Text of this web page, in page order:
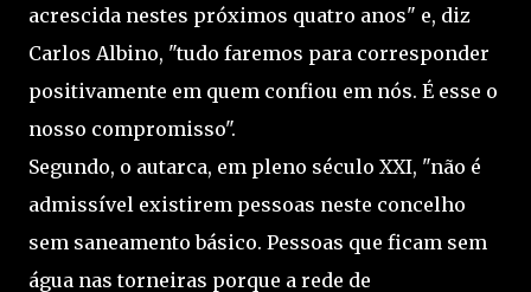
acrescida nestes próximos quatro anos" e, diz
Carlos Albino, "tudo faremos para corresponder
positivamente em quem confiou em nós. É esse o
nosso compromisso".
Segundo, o autarca, em pleno século XXI, "não é
admissível existirem pessoas neste concelho
sem saneamento básico. Pessoas que ficam sem
água nas torneiras porque a rede de